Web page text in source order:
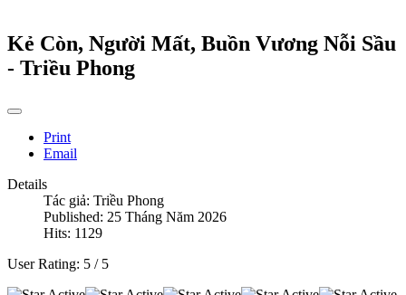
Kẻ Còn, Người Mất, Buồn Vương Nỗi Sầu
- Triều Phong
Print
Email
Details
Tác giả: Triều Phong
Published: 25 Tháng Năm 2026
Hits: 1129
User Rating: 5 / 5